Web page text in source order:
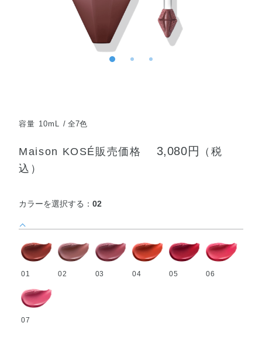
容量 10mL 全7色
Maison KOSÉ販売価格 3,080円
（税
込）
カラーを選択する：02
01 02 03 04 05 06
07